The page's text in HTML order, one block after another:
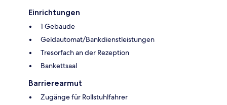
Einrichtungen
1 Gebäude
Geldautomat/Bankdienstleistungen
Tresorfach an der Rezeption
Bankettsaal
Barrierearmut
Zugänge für Rollstuhlfahrer